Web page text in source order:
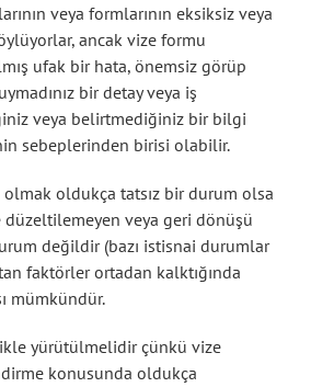
veya formlarının eksiksiz veya
ancak vize formu
ufak bir hata, önemsiz görüp
bir detay veya iş
veya belirtmediğiniz bir bilgi
sebeplerinden birisi olabilir.
olmak oldukça tatsız bir durum olsa
düzeltilemeyen veya geri dönüşü
değildir (bazı istisnai durumlar
faktörler ortadan kalktığında
mümkündür.
yürütülmelidir çünkü vize
konusunda oldukça